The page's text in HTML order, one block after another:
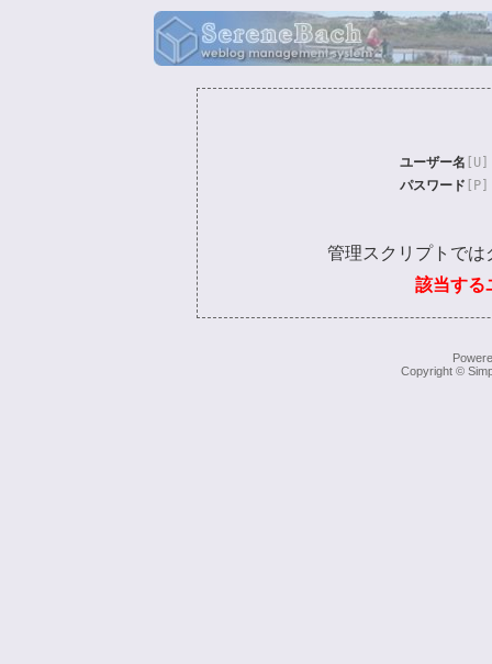
ユーザー名 [U]
パスワード [P]
管理スクリプトでは
該当する
Copyright ©